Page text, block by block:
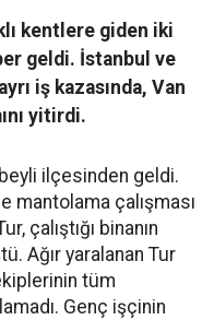
kentlere giden iki
geldi. İstanbul ve
iş kazasında, Van
yitirdi.
ilçesinden geldi.
mantolama çalışması
çalıştığı binanın
Ağır yaralanan Tur
tüm
Genç işçinin